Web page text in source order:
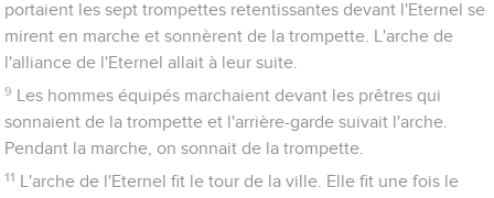
portaient les sept trompettes retentissantes devant l'Eternel se
mirent en marche et sonnèrent de la trompette. L'arche de
l'alliance de l'Eternel allait à leur suite.
9
Les hommes équipés marchaient devant les prêtres qui
sonnaient de la trompette et l'arrière-garde suivait l'arche.
Pendant la marche, on sonnait de la trompette.
11
L'arche de l'Eternel fit le tour de la ville. Elle fit une fois le